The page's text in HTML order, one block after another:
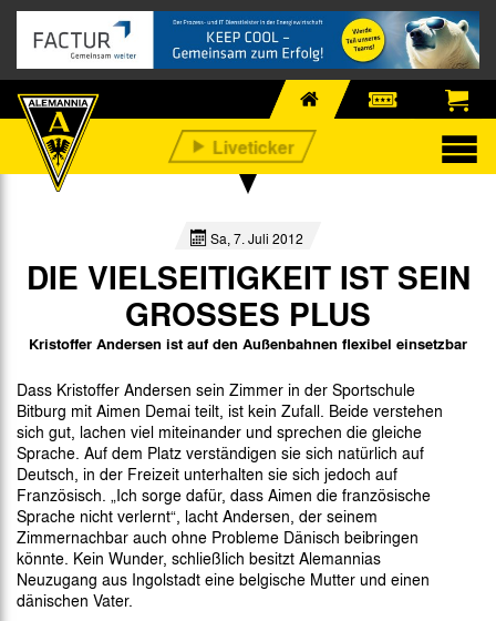
Sa, 7. Juli 2012
DIE VIELSEITIGKEIT IST SEIN
GROSSES PLUS
Kristoffer Andersen ist auf den Außenbahnen flexibel einsetzbar
Dass Kristoffer Andersen sein Zimmer in der Sportschule
Bitburg mit Aimen Demai teilt, ist kein Zufall. Beide verstehen
sich gut, lachen viel miteinander und sprechen die gleiche
Sprache. Auf dem Platz verständigen sie sich natürlich auf
Deutsch, in der Freizeit unterhalten sie sich jedoch auf
Französisch. „Ich sorge dafür, dass Aimen die französische
Sprache nicht verlernt“, lacht Andersen, der seinem
Zimmernachbar auch ohne Probleme Dänisch beibringen
könnte. Kein Wunder, schließlich besitzt Alemannias
Neuzugang aus Ingolstadt eine belgische Mutter und einen
dänischen Vater.